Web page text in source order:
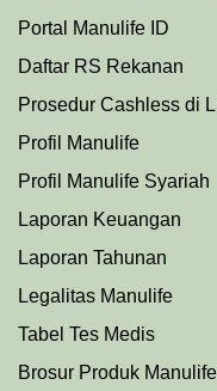
Portal Manulife ID
Daftar RS Rekanan
Prosedur Cashless di
Profil Manulife
Profil Manulife Syariah
Laporan Keuangan
Laporan Tahunan
Legalitas Manulife
Tabel Tes Medis
Brosur Produk Manulife